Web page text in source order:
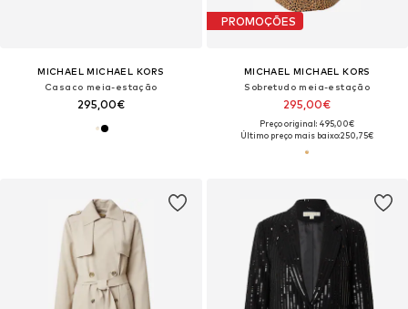
MICHAEL MICHAEL KORS
Casaco meia-estação
295,00€
PROMOÇÕES
MICHAEL MICHAEL KORS
Sobretudo meia-estação
295,00€
Preço original: 495,00€
Último preço mais baixo:250,75€